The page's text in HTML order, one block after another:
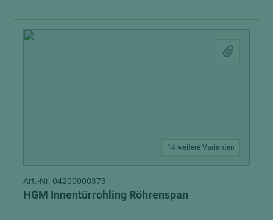
14 weitere Varianten
Art.-Nr. 04200000373
HGM Innentürrohling Röhrenspan